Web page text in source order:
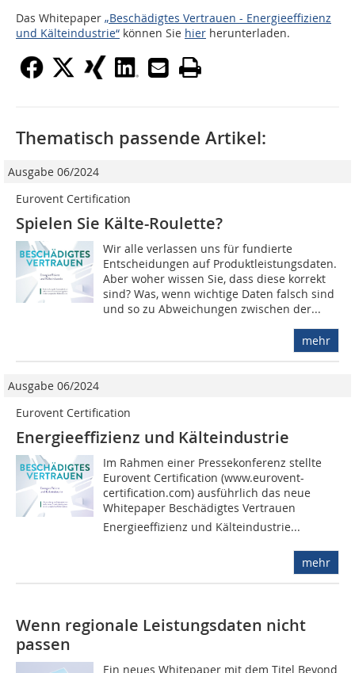
Das Whitepaper „Beschädigtes Vertrauen - Energieeffizienz
und Kälteindustrie“ können Sie hier herunterladen.
Thematisch passende Artikel:
Ausgabe 06/2024
Eurovent Certification
Spielen Sie Kälte-Roulette?
Wir alle verlassen uns für fundierte
Entscheidungen auf Produktleistungsdaten.
Aber woher wissen Sie, dass diese korrekt
sind? Was, wenn wichtige Daten falsch sind
und so zu Abweichungen zwischen der...
mehr
Ausgabe 06/2024
Eurovent Certification
Energieeffizienz und Kälteindustrie
Im Rahmen einer Pressekonferenz stellte
Eurovent Certification (www.eurovent-
certification.com) ausführlich das neue
Whitepaper Beschädigtes Vertrauen 
Energieeffizienz und Kälteindustrie...
mehr
Wenn regionale Leistungsdaten nicht
passen
Ein neues Whitepaper mit dem Titel Beyond